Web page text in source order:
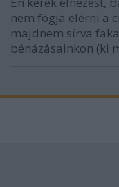
nem fogja elérni a
majdnem sírva
bénázásainkon (ki